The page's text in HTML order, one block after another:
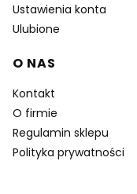
Ustawienia konta
Ulubione
O NAS
Kontakt
O firmie
Regulamin sklepu
Polityka prywatności